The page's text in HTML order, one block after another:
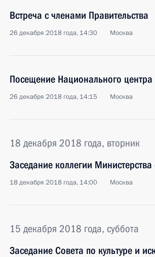
Встреча с членами Правительства
26 декабря 2018 года, 14:30 Москва
Посещение Национального
26 декабря 2018 года, 14:15 Москва
18 декабря 2018 года, вторник
Заседание коллегии
18 декабря 2018 года, 14:00 Москва
15 декабря 2018 года, суббота
Заседание Совета по культуре и